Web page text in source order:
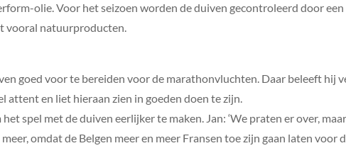
olie. Voor het seizoen worden de duiven gecontroleerd door
vooral natuurproducten.
goed voor te bereiden voor de marathonvluchten. Daar beleeft hij
attent en liet hieraan zien in goeden doen te zijn.
spel met de duiven eerlijker te maken. Jan: ‘We praten er over,
omdat de Belgen meer en meer Fransen toe zijn gaan laten voor